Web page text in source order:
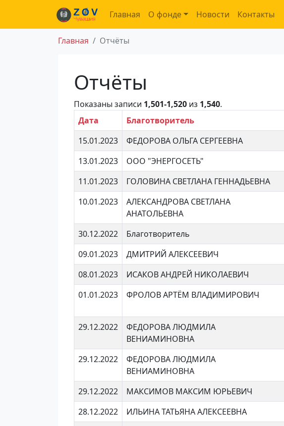
Главная О фонде Новости Контакты
Главная Отчёты
Отчёты
Показаны записи 1,501-1,520 из 1,540.
Дата
Благотворитель
15.01.2023
ФЕДОРОВА ОЛЬГА СЕРГЕЕВНА
13.01.2023
ООО "ЭНЕРГОСЕТЬ"
11.01.2023
ГОЛОВИНА СВЕТЛАНА ГЕННАДЬЕВНА
10.01.2023
АЛЕКСАНДРОВА СВЕТЛАНА
АНАТОЛЬЕВНА
30.12.2022 Благотворитель
09.01.2023
ДМИТРИЙ АЛЕКСЕЕВИЧ
08.01.2023
ИСАКОВ АНДРЕЙ НИКОЛАЕВИЧ
01.01.2023
ФРОЛОВ АРТЁМ ВЛАДИМИРОВИЧ
29.12.2022
ФЕДОРОВА ЛЮДМИЛА
ВЕНИАМИНОВНА
29.12.2022
ФЕДОРОВА ЛЮДМИЛА
ВЕНИАМИНОВНА
29.12.2022 МАКСИМОВ МАКСИМ ЮРЬЕВИЧ
28.12.2022
ИЛЬИНА ТАТЬЯНА АЛЕКСЕЕВНА